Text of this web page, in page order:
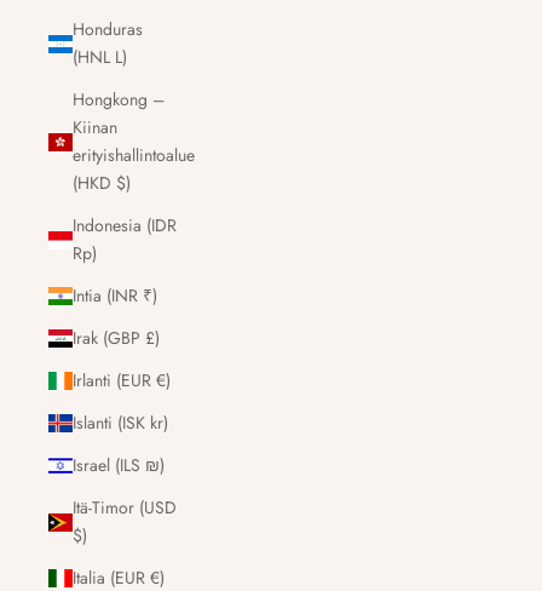
Honduras
(HNL L)
Hongkong –
Kiinan
erityishallintoalue
(HKD $)
Indonesia (IDR
Rp)
Intia (INR ₹)
Irak (GBP £)
Irlanti (EUR €)
Islanti (ISK kr)
Israel (ILS ₪)
Itä-Timor (USD
$)
Italia (EUR €)